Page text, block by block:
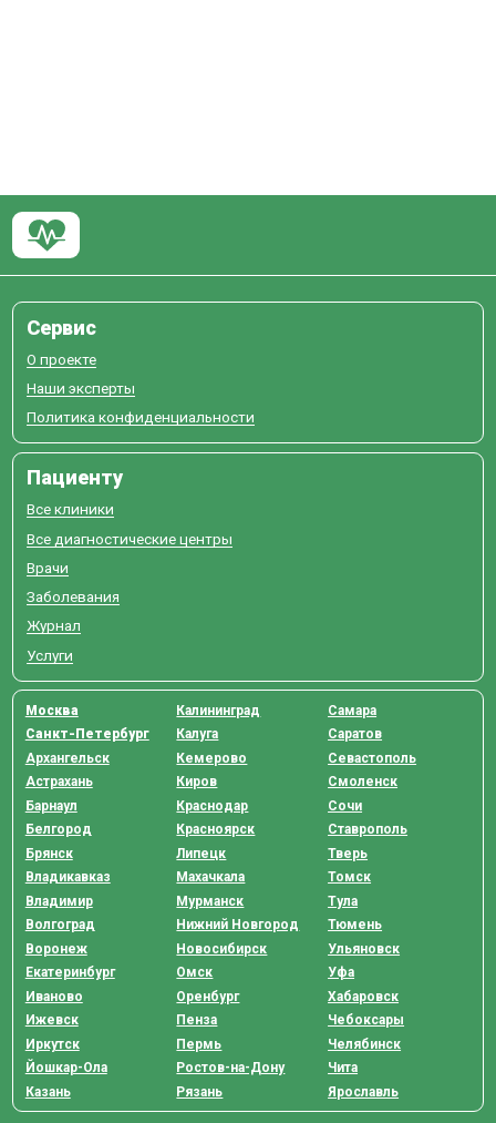
Сервис
О проекте
Наши эксперты
Политика конфиденциальности
Пациенту
Все клиники
Все диагностические центры
Врачи
Заболевания
Журнал
Услуги
Москва
Санкт-Петербург
Архангельск
Астрахань
Барнаул
Белгород
Брянск
Владикавказ
Владимир
Волгоград
Воронеж
Екатеринбург
Иваново
Ижевск
Иркутск
Йошкар-Ола
Казань
Калининград
Калуга
Кемерово
Киров
Краснодар
Красноярск
Липецк
Махачкала
Мурманск
Нижний Новгород
Новосибирск
Омск
Оренбург
Пенза
Пермь
Ростов-на-Дону
Рязань
Самара
Саратов
Севастополь
Смоленск
Сочи
Ставрополь
Тверь
Томск
Тула
Тюмень
Ульяновск
Уфа
Хабаровск
Чебоксары
Челябинск
Чита
Ярославль